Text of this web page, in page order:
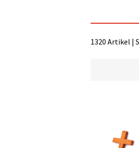
1320 Artikel |